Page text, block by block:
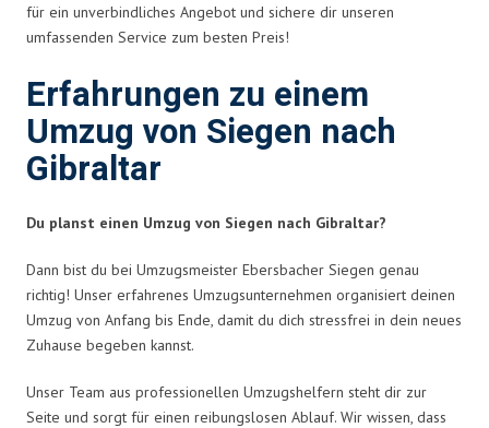
für ein unverbindliches Angebot und sichere dir unseren
umfassenden Service zum besten Preis!
Erfahrungen zu einem
Umzug von Siegen nach
Gibraltar
Du planst einen Umzug von Siegen nach Gibraltar?
Dann bist du bei Umzugsmeister Ebersbacher Siegen genau
richtig! Unser erfahrenes Umzugsunternehmen organisiert deinen
Umzug von Anfang bis Ende, damit du dich stressfrei in dein neues
Zuhause begeben kannst.
Unser Team aus professionellen Umzugshelfern steht dir zur
Seite und sorgt für einen reibungslosen Ablauf. Wir wissen, dass